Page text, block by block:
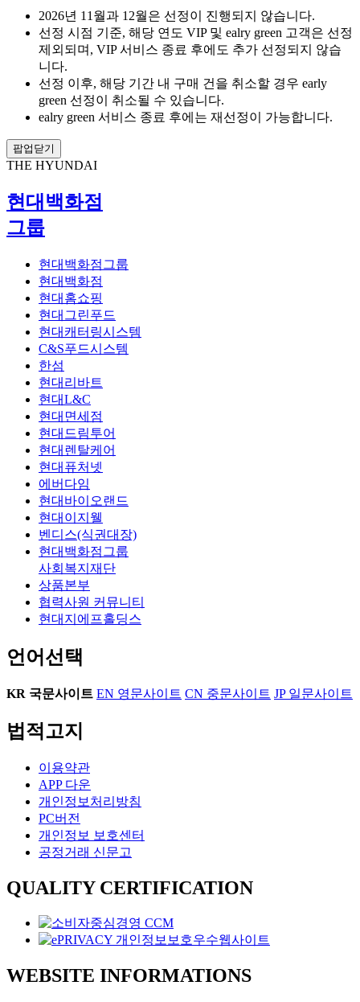
2026년 11월과 12월은 선정이 진행되지 않습니다.
선정 시점 기준, 해당 연도 VIP 및 ealry green 고객은 선정
제외되며, VIP 서비스 종료 후에도 추가 선정되지 않습
니다.
선정 이후, 해당 기간 내 구매 건을 취소할 경우 early
green 선정이 취소될 수 있습니다.
ealry green 서비스 종료 후에는 재선정이 가능합니다.
팝업닫기
THE HYUNDAI
현대백화점
그룹
현대백화점그룹
현대백화점
현대홈쇼핑
현대그린푸드
현대캐터링시스템
C&S푸드시스템
한섬
현대리바트
현대L&C
현대면세점
현대드림투어
현대렌탈케어
현대퓨처넷
에버다임
현대바이오랜드
현대이지웰
벤디스(식권대장)
현대백화점그룹
사회복지재단
상품본부
협력사원 커뮤니티
현대지에프홀딩스
언어선택
KR 국문사이트 EN 영문사이트 CN 중문사이트 JP일문사이트
법적고지
이용약관
APP 다운
개인정보처리방침
PC버전
개인정보 보호센터
공정거래 신문고
QUALITY CERTIFICATION
WEBSITE INFORMATIONS